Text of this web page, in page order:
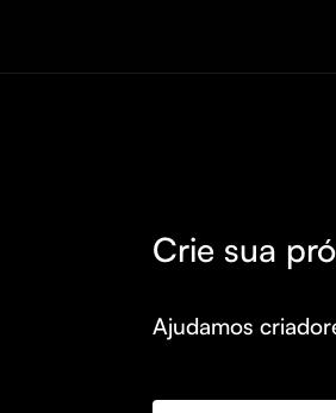
Crie sua
Ajudamos